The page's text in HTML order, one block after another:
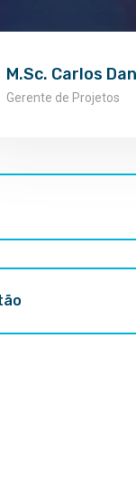
M.Sc. Carlos
Gerente de Projetos